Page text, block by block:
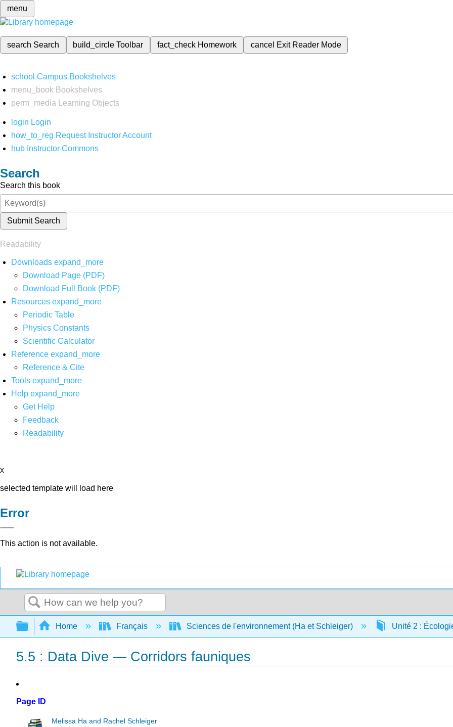
menu
search Search build_circleToolbar fact_check Homework cancel Exit Reader Mode
school Campus Bookshelves
menu_book Bookshelves
perm_media
Learning Objects
login Login
how_to_reg Request Instructor Account
hub Instructor Commons
Search
Search this book
Submit Search
Readability
Downloads expand_more
Download Page (PDF)
Download Full Book (PDF)
Resources expand_more
Periodic Table
Physics Constants
Scientific Calculator
Reference expand_more
Reference & Cite
Tools expand_more
Help expand_more
Get Help
Feedback
Readability
x
selected template will load here
Error
This action is not available.
Search
Expand/collapse global hierarchy
Home Français Sciences de l'environnement (Ha et Schleiger) Unité 2 :
5.5 : Data Dive — Corridors fauniques
Page ID
Melissa Ha and Rachel Schleiger